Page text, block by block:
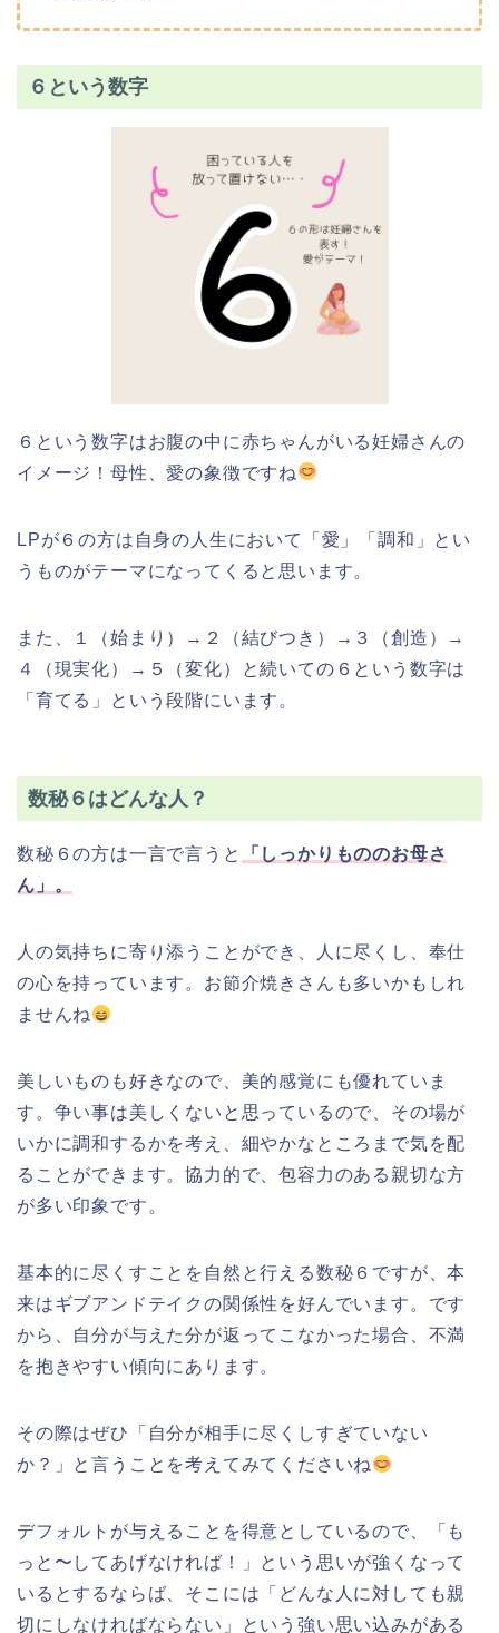
６という数字
６という数字はお腹の中に赤ちゃんがいる妊婦さんの
イメージ！母性、愛の象徴ですね
LPが６の方は自身の人生において「愛」「調和」とい
うものがテーマになってくると思います。
また、１（始まり）→２（結びつき）→３（創造）→
４（現実化）→５（変化）と続いての６という数字は
「育てる」という段階にいます。
数秘６はどんな人？
数秘６の方は一言で言うと
「しっかりもののお母さ
ん」。
人の気持ちに寄り添うことができ、人に尽くし、奉仕
の心を持っています。お節介焼きさんも多いかもしれ
ませんね
美しいものも好きなので、美的感覚にも優れていま
す。争い事は美しくないと思っているので、その場が
いかに調和するかを考え、細やかなところまで気を配
ることができます。協力的で、包容力のある親切な方
が多い印象です。
基本的に尽くすことを自然と行える数秘６ですが、本
来はギブアンドテイクの関係性を好んでいます。です
から、自分が与えた分が返ってこなかった場合、不満
を抱きやすい傾向にあります。
その際はぜひ「自分が相手に尽くしすぎていない
か？」と言うことを考えてみてくださいね
デフォルトが与えることを得意としているので、「も
っと〜してあげなければ！」という思いが強くなって
いるとするならば、そこには「どんな人に対しても親
切にしなければならない」という強い思い込みがある